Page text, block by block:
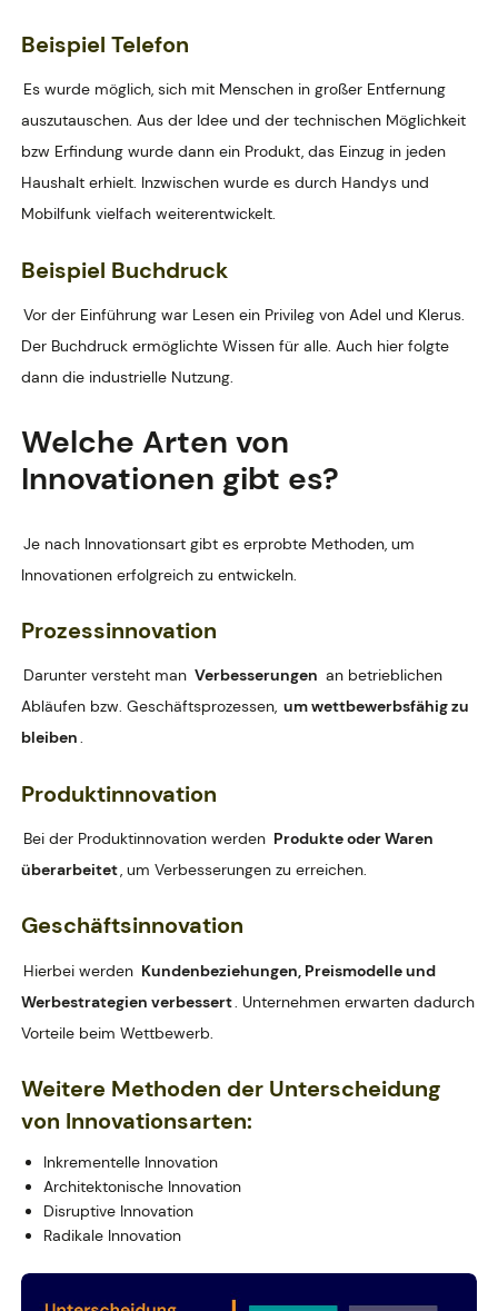
Beispiel Telefon
Es wurde möglich, sich mit Menschen in großer Entfernung
auszutauschen. Aus der Idee und der technischen Möglichkeit
bzw Erfindung wurde dann ein Produkt, das Einzug in jeden
Haushalt erhielt. Inzwischen wurde es durch Handys und
Mobilfunk vielfach weiterentwickelt.
Beispiel Buchdruck
Vor der Einführung war Lesen ein Privileg von Adel und Klerus.
Der Buchdruck ermöglichte Wissen für alle. Auch hier folgte
dann die industrielle Nutzung.
Welche Arten von
Innovationen gibt es?
Je nach Innovationsart gibt es erprobte Methoden, um
Innovationen erfolgreich zu entwickeln.
Prozessinnovation
Darunter versteht man Verbesserungen an betrieblichen
Abläufen bzw. Geschäftsprozessen, um wettbewerbsfähig zu
bleiben.
Produktinnovation
Bei der Produktinnovation werden Produkte oder Waren
überarbeitet, um Verbesserungen zu erreichen.
Geschäftsinnovation
Hierbei werden Kundenbeziehungen, Preismodelle und
Werbestrategien verbessert . Unternehmen erwarten dadurch
Vorteile beim Wettbewerb.
Weitere Methoden der Unterscheidung
von Innovationsarten:
Inkrementelle Innovation
Architektonische Innovation
Disruptive Innovation
Radikale Innovation